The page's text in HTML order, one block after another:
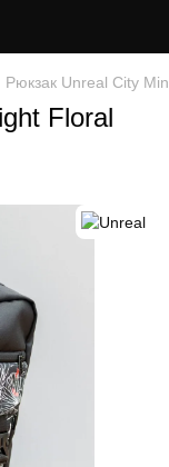
Рюкзак Unreal City
Floral